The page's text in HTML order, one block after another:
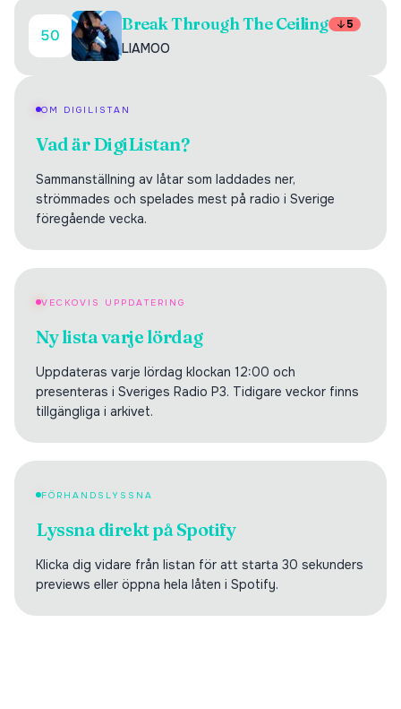
50
Break Through The Ceiling 5
LIAMOO
OM DIGILISTAN
Vad är DigiListan?
Sammanställning av låtar som laddades ner,
strömmades och spelades mest på radio i Sverige
föregående vecka.
VECKOVIS UPPDATERING
Ny lista varje lördag
Uppdateras varje lördag klockan 12:00 och
presenteras i Sveriges Radio P3. Tidigare veckor finns
tillgängliga i arkivet.
FÖRHANDSLYSSNA
Lyssna direkt på Spotify
Klicka dig vidare från listan för att starta 30 sekunders
previews eller öppna hela låten i Spotify.